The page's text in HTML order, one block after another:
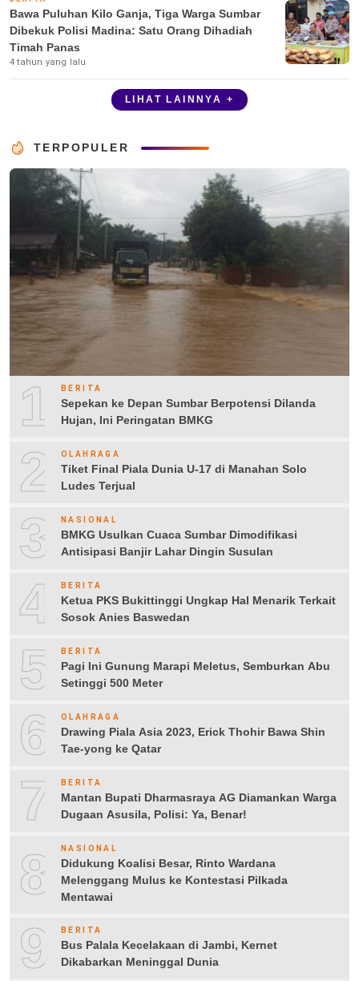
Bawa Puluhan Kilo Ganja, Tiga Warga Sumbar
Dibekuk Polisi Madina: Satu Orang Dihadiah
Timah Panas
4 tahun yang lalu
LIHAT LAINNYA +
TERPOPULER
1 BERITA
Sepekan ke Depan Sumbar Berpotensi Dilanda
Hujan, Ini Peringatan BMKG
2 OLAHRAGA
Tiket Final Piala Dunia U-17 di Manahan Solo
Ludes Terjual
3 NASIONAL
BMKG Usulkan Cuaca Sumbar Dimodifikasi
Antisipasi Banjir Lahar Dingin Susulan
4 BERITA
Ketua PKS Bukittinggi Ungkap Hal Menarik Terkait
Sosok Anies Baswedan
5 BERITA
Pagi Ini Gunung Marapi Meletus, Semburkan Abu
Setinggi 500 Meter
6 OLAHRAGA
Drawing Piala Asia 2023, Erick Thohir Bawa Shin
Tae-yong ke Qatar
7 BERITA
Mantan Bupati Dharmasraya AG Diamankan Warga
Dugaan Asusila, Polisi: Ya, Benar!
8 NASIONAL
Didukung Koalisi Besar, Rinto Wardana
Melenggang Mulus ke Kontestasi Pilkada
Mentawai
9 BERITA
Bus Palala Kecelakaan di Jambi, Kernet
Dikabarkan Meninggal Dunia